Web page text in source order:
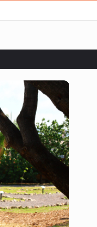
fiscalización
forzadas